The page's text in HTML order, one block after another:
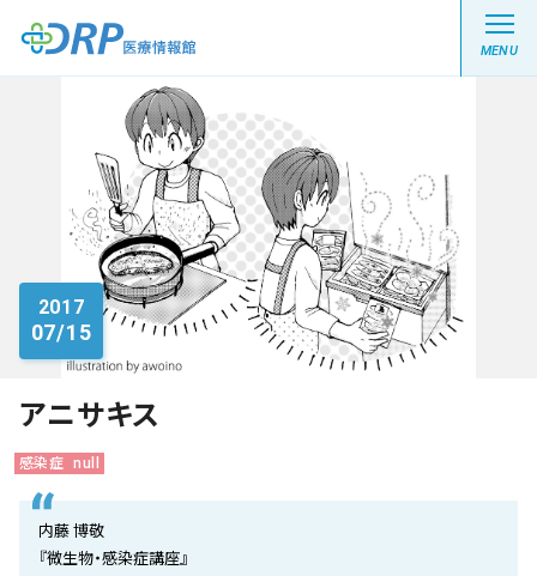
MENU
最新の注目記事
栄養健康レシピ
医療系学生記事
健康川柳
DRP医療情報館とは?
会社概要
2017
07/15
アニサキス
感染症 null
内藤 博敬
『微生物・感染症講座』